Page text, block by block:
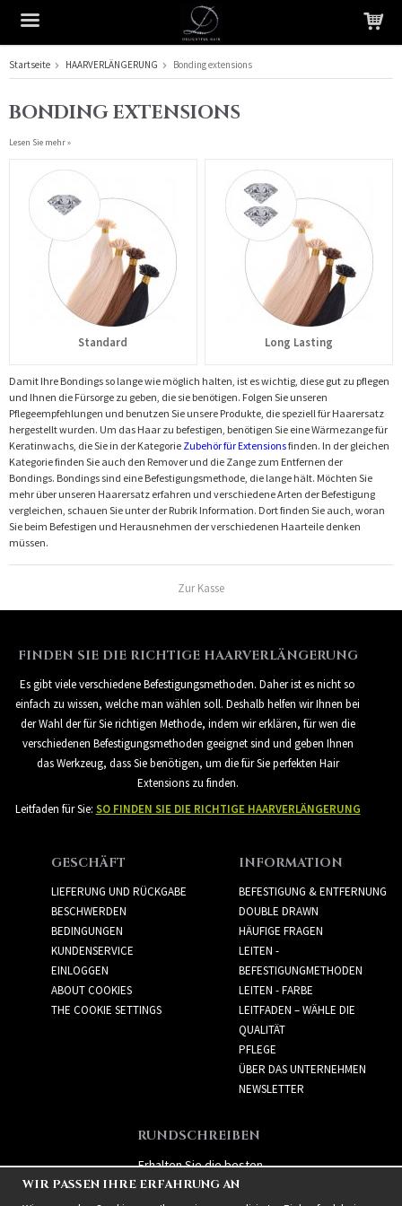
Das Produkt wurde in Ihren Warenkorb gelegt
Startseite HAARVERLÄNGERUNG Bonding extensions
BONDING EXTENSIONS
Lesen Sie mehr »
Standard Long Lasting
Damit Ihre Bondings so lange wie möglich halten, ist es wichtig, diese gut zu pflegen
und Ihnen die Fürsorge zu geben, die sie benötigen. Folgen Sie unseren
Pflegeempfehlungen und benutzen Sie unsere Produkte, die speziell für Haarersatz
hergestellt wurden. Um das Haar zu befestigen, benötigen Sie eine Wärmezange für
Keratinwachs, die Sie in der Kategorie Zubehör für Extensionsfinden. In der gleichen
Kategorie finden Sie auch den Remover und die Zange zum Entfernen der
Bondings. Bondings sind eine Befestigungsmethode, die lange hält. Möchten Sie
mehr über unseren Haarersatz erfahren und verschiedene Arten der Befestigung
vergleichen, schauen Sie unter der Rubrik Information. Dort finden Sie auch, woran
Sie beim Befestigen und Herausnehmen der verschiedenen Haarteile denken
müssen.
Zur Kasse
FINDEN SIE DIE RICHTIGE HAARVERLÄNGERUNG
Es gibt viele verschiedene Befestigungsmethoden. Daher ist es nicht so
einfach zu wissen, welche man wählen soll. Deshalb helfen wir Ihnen bei
der Wahl der für Sie richtigen Methode, indem wir erklären, für wen die
verschiedenen Befestigungsmethoden geeignet sind und geben Ihnen
das Werkzeug, dass Sie benötigen, um die für Sie perfekten Hair
Extensions zu finden.
Leitfaden für Sie: SO FINDEN SIE DIE RICHTIGE HAARVERLÄNGERUNG
GESCHÄFT
LIEFERUNG UND RÜCKGABE
BESCHWERDEN
BEDINGUNGEN
KUNDENSERVICE
EINLOGGEN
ABOUT COOKIES
THE COOKIE SETTINGS
INFORMATION
BEFESTIGUNG & ENTFERNUNG
DOUBLE DRAWN
HÄUFIGE FRAGEN
LEITEN -
BEFESTIGUNGMETHODEN
LEITEN - FARBE
LEITFADEN – WÄHLE DIE
QUALITÄT
PFLEGE
ÜBER DAS UNTERNEHMEN
NEWSLETTER
RUNDSCHREIBEN
Erhalten Sie die besten
Angebote und spannende
WIR PASSEN IHRE ERFAHRUNG AN